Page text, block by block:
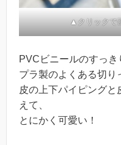
▲クリックで
PVCビニールのすっき
プラ製のよくある切り
皮の上下パイピング
えて、
とにかく可愛い！